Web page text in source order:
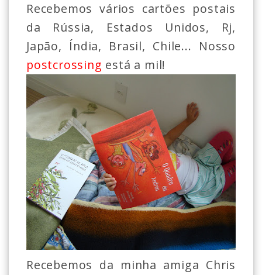
Recebemos vários cartões postais
da Rússia, Estados Unidos, Rj,
Japão, Índia, Brasil, Chile... Nosso
postcrossing está a mil!
Recebemos da minha amiga Chris